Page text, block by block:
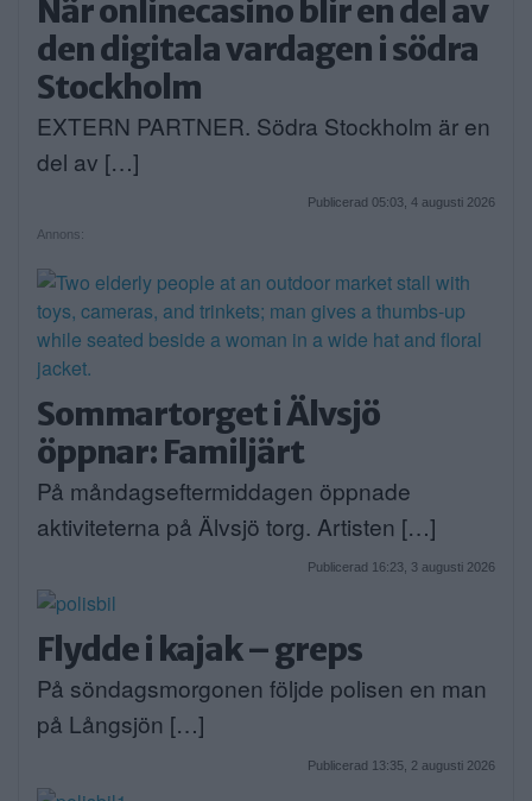
När onlinecasino blir en del av
den digitala vardagen i södra
Stockholm
EXTERN PARTNER. Södra Stockholm är en
del av […]
Publicerad 05:03, 4 augusti 2026
Annons:
Sommartorget i Älvsjö
öppnar: Familjärt
På måndagseftermiddagen öppnade
aktiviteterna på Älvsjö torg. Artisten […]
Publicerad 16:23, 3 augusti 2026
Flydde i kajak – greps
På söndagsmorgonen följde polisen en man
på Långsjön […]
Publicerad 13:35, 2 augusti 2026